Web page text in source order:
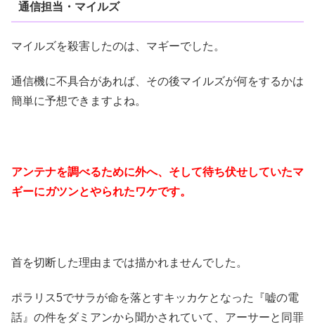
通信担当・マイルズ
マイルズを殺害したのは、マギーでした。
通信機に不具合があれば、その後マイルズが何をするかは
簡単に予想できますよね。
アンテナを調べるために外へ、そして待ち伏せしていたマ
ギーにガツンとやられたワケです。
首を切断した理由までは描かれませんでした。
ポラリス5でサラが命を落とすキッカケとなった『嘘の電
話』の件をダミアンから聞かされていて、アーサーと同罪